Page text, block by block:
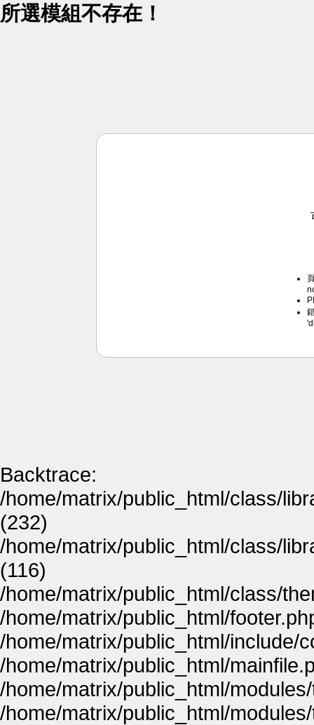
所選模組不存在！
Backtrace:
/home/matrix/public_html/class/
(232)
/home/matrix/public_html/class/
(116)
/home/matrix/public_html/class/
/home/matrix/public_html/
/home/matrix/public_html/include/
/home/matrix/public_html/
/home/matrix/public_html/
/home/matrix/public_html/